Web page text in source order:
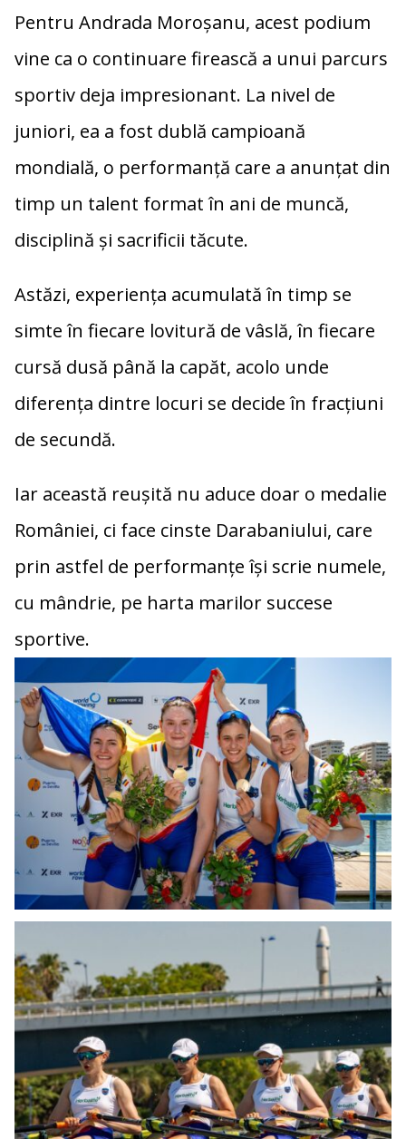
Pentru Andrada Moroșanu, acest podium
vine ca o continuare firească a unui parcurs
sportiv deja impresionant. La nivel de
juniori, ea a fost dublă campioană
mondială, o performanță care a anunțat din
timp un talent format în ani de muncă,
disciplină și sacrificii tăcute.
Astăzi, experiența acumulată în timp se
simte în fiecare lovitură de vâslă, în fiecare
cursă dusă până la capăt, acolo unde
diferența dintre locuri se decide în fracțiuni
de secundă.
Iar această reușită nu aduce doar o medalie
României, ci face cinste Darabaniului, care
prin astfel de performanțe își scrie numele,
cu mândrie, pe harta marilor succese
sportive.